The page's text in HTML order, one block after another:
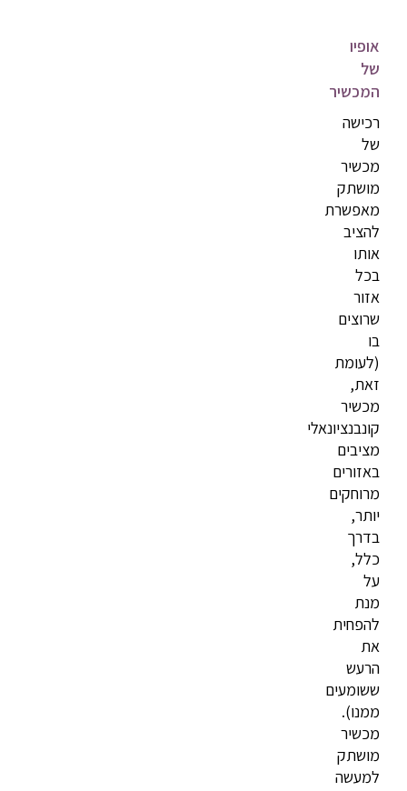
אופיו
של
המכשיר
רכישה
של
מכשיר
מושתק
מאפשרת
להציב
אותו
בכל
אזור
שרוצים
בו
(לעומת
זאת,
מכשיר
קונבנציונאלי
מציבים
באזורים
מרוחקים
יותר,
בדרך
כלל,
על
מנת
להפחית
את
הרעש
ששומעים
ממנו).
מכשיר
מושתק
למעשה